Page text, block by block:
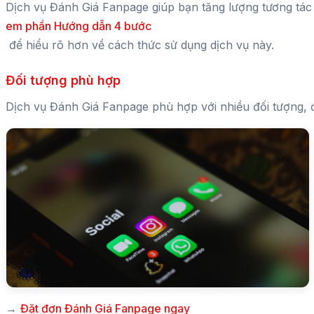
Dịch vụ Đánh Giá Fanpage giúp bạn tăng lượng tương
em phần Hướng dẫn 4 bước
để hiểu rõ hơn về cách thức sử dụng dịch vụ này.
Đối tượng phù hợp
Dịch vụ Đánh Giá Fanpage phù hợp với nhiều đối
→ Đặt đơn Đánh Giá Fanpage ngay